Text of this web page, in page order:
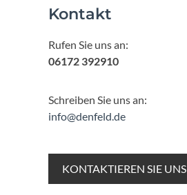
Kontakt
Rufen Sie uns an:
06172 392910
Schreiben Sie uns an:
info@denfeld.de
KONTAKTIEREN SIE UNS